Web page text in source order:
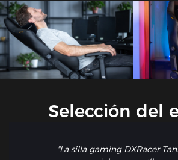
Selección del
"La silla gaming DXRacer